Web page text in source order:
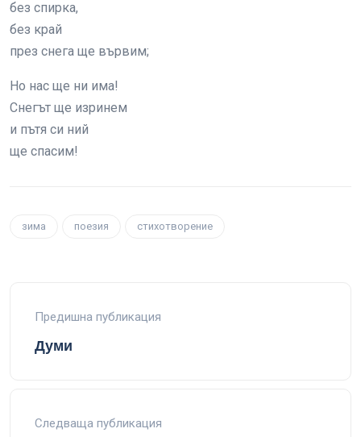
без спирка,
без край
през снега ще вървим;
Но нас ще ни има!
Снегът ще изринем
и пътя си ний
ще спасим!
зима поезия стихотворение
Предишна публикация
Думи
Следваща публикация